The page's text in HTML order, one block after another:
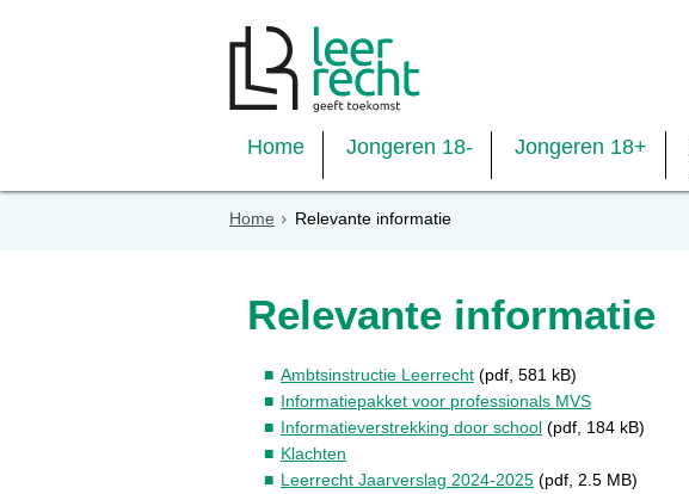
Home Jongeren 18- Jongeren 18+
Home Relevante informatie
Relevante informatie
Ambtsinstructie Leerrecht (pdf, 581 kB)
Informatiepakket voor professionals MVS
Informatieverstrekking door school (pdf, 184 kB)
Klachten
Leerrecht Jaarverslag 2024-2025 (pdf, 2.5 MB)